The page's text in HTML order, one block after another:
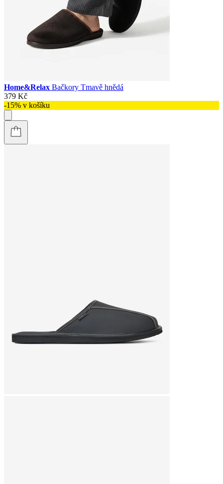
Home&Relax Bačkory Tmavě hnědá
379 Kč
-15% v košíku